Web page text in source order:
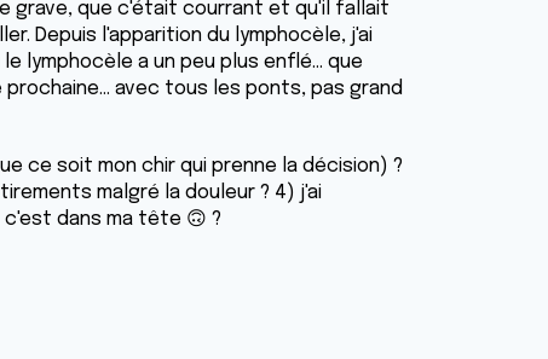
grave, que c'était courrant et qu'il fallait
Depuis l'apparition du lymphocèle, j'ai
lymphocèle a un peu plus enflé... que
avec tous les ponts, pas grand
ce soit mon chir qui prenne la décision) ?
malgré la douleur ? 4) j'ai
c'est dans ma tête 🙃 ?